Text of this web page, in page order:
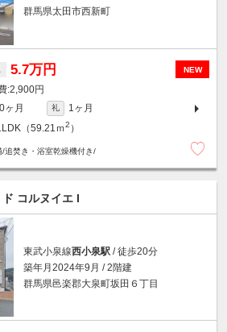
群馬県太田市西新町
NEW
5.7万円
2,900円
0ヶ月 礼
1ヶ月
（59.21ｍ2 ）
/追焚き・浴室乾燥機付き/
ド コルヌイエ I
東武小泉線西小泉駅 / 徒歩20分
築年月2024年9月 / 2階建
群馬県邑楽郡大泉町坂田６丁目